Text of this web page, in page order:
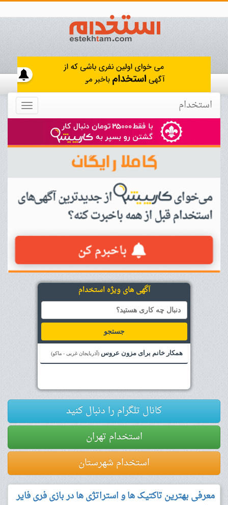
Toggle استخدام
آگهی های ویژه استخدام
جستجو
همکار خانم برای مزون عروس (آذربایجان غربی - ماکو)
کانال تلگرام را دنبال کنید
استخدام تهران
استخدام شهرستان
معرفی بهترین تاکتیک ها و استراتژی ها در بازی فری فایر